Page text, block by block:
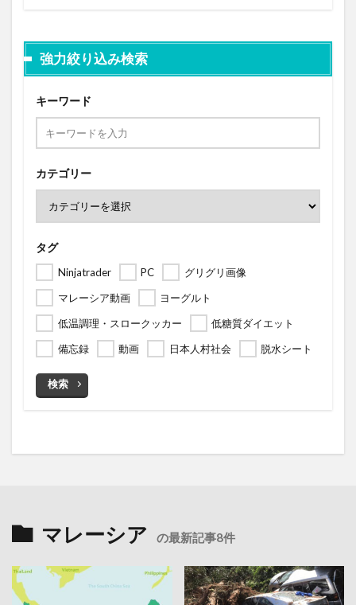
強力絞り込み検索
キーワード
カテゴリー
タグ
Ninjatrader PC
グリグリ画像
マレーシア動画
ヨーグルト
低温調理・スロークッカー
低糖質ダイエット
備忘録
動画 日本人村社会 脱水シート
検索
マレーシア の最新記事8件